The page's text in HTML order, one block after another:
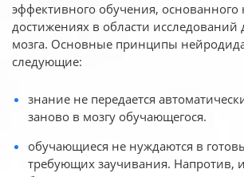
эффективного обучения, основанного
достижениях в области исследований
мозга. Основные принципы
следующие:
знание не передается
заново в мозгу обучающегося.
обучающиеся не нуждаются в
требующих заучивания. Напротив,